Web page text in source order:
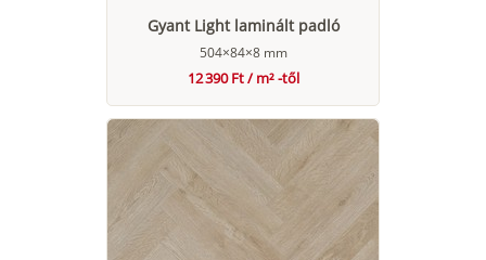
Gyant Light laminált padló
504×84×8 mm
12 390 Ft / m² -től